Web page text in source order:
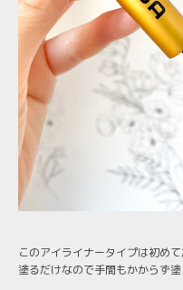
このアイライナータイプは初め
塗るだけなので手間もかからず